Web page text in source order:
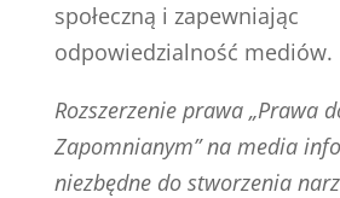
społeczną i zapewniając
odpowiedzialność mediów.
Rozszerzenie prawa „Prawa
Zapomnianym” na media
niezbędne do stworzenia